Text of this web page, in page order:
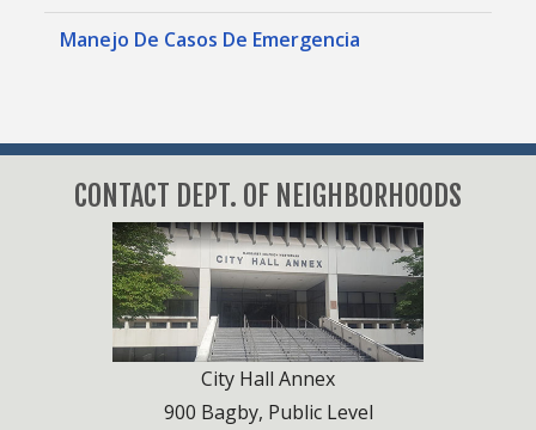
Manejo De Casos De Emergencia
CONTACT DEPT. OF NEIGHBORHOODS
City Hall Annex
900 Bagby, Public Level